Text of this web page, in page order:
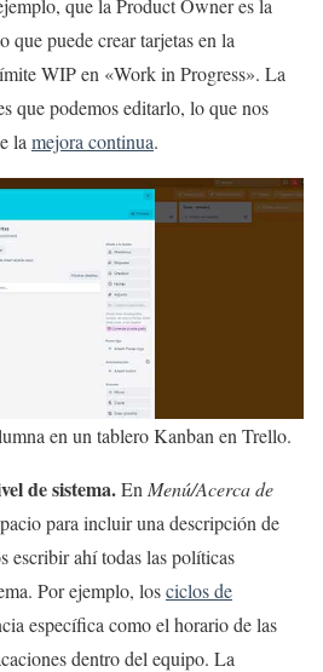
que puede crear tarjetas en la
WIP en «Work in Progress». La
que podemos editarlo, lo que nos
la mejora continua.
en un tablero Kanban en Trello.
de sistema.En Menú/Acerca de
para incluir una descripción de
escribir ahí todas las políticas
Por ejemplo, losciclos de
específica como el horario de las
dentro del equipo. La